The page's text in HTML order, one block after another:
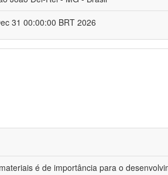
31 00:00:00 BRT 2026
é de importância para o